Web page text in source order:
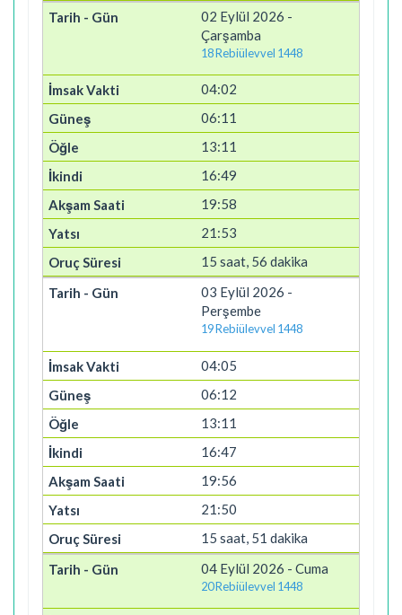
02 Eylül 2026 -
Çarşamba
18 Rebiülevvel 1448
04:02
06:11
13:11
16:49
19:58
21:53
15 saat, 56 dakika
03 Eylül 2026 -
Perşembe
19 Rebiülevvel 1448
04:05
06:12
13:11
16:47
19:56
21:50
15 saat, 51 dakika
04 Eylül 2026 - Cuma
20 Rebiülevvel 1448